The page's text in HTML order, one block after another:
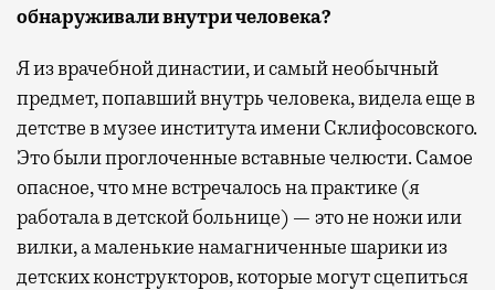
обнаруживали внутри человека?
Я из врачебной династии, и самый необычный
предмет, попавший внутрь человека, видела еще в
детстве в музее института имени Склифосовского.
Это были проглоченные вставные челюсти. Самое
опасное, что мне встречалось на практике (я
работала в детской больнице) — это не ножи или
вилки, а маленькие намагниченные шарики из
детских конструкторов, которые могут сцепиться